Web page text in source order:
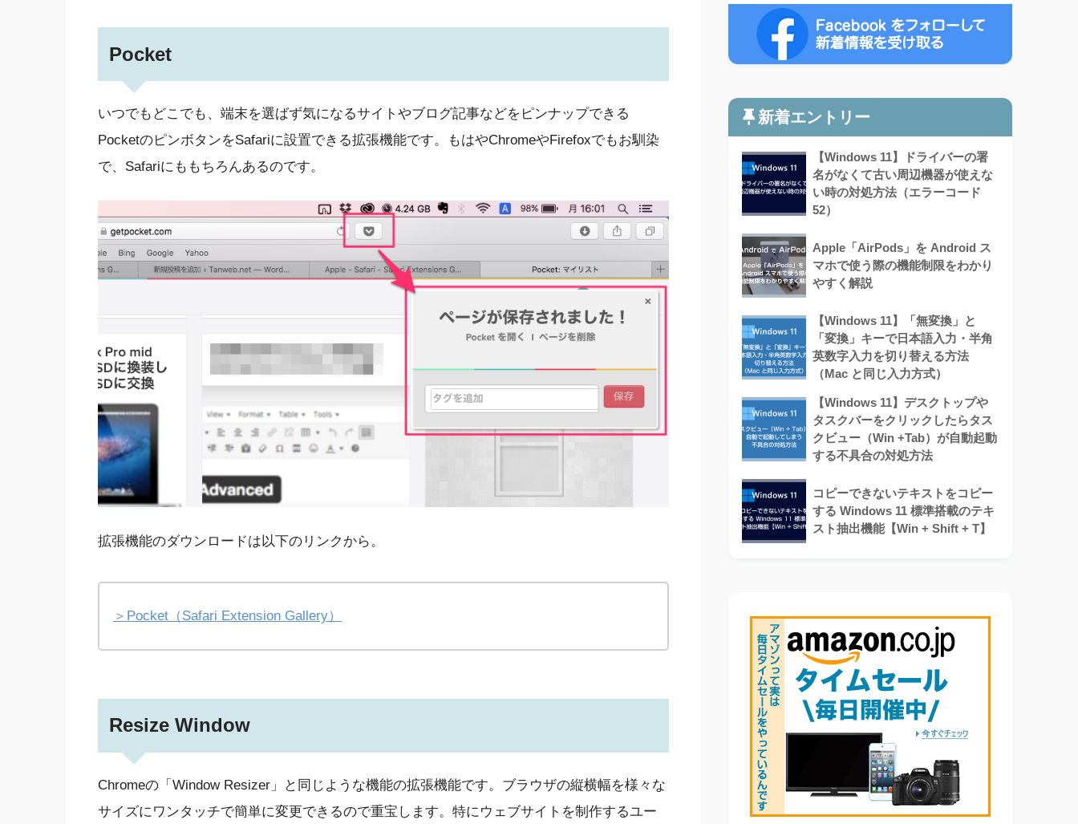
Pocket
いつでもどこでも、端末を選ばず気になるサイトやブログ記事などをピンナップできる
PocketのピンボタンをSafariに設置できる拡張機能です。もはやChromeやFirefoxでもお馴染
で、Safariにももちろんあるのです。
拡張機能のダウンロードは以下のリンクから。
＞Pocket（Safari Extension Gallery）
Resize Window
Chromeの「Window Resizer」と同じような機能の拡張機能です。ブラウザの縦横幅を様々な
サイズにワンタッチで簡単に変更できるので重宝します。特にウェブサイトを制作するユー
新着エントリー
【Windows 11】ドライバーの署
名がなくて古い周辺機器が使えな
い時の対処方法（エラーコード
52）
Apple「AirPods」を Android ス
マホで使う際の機能制限をわかり
やすく解説
【Windows 11】「無変換」と
「変換」キーで日本語入力・半角
英数字入力を切り替える方法
（Mac と同じ入力方式）
【Windows 11】デスクトップや
タスクバーをクリックしたらタス
クビュー（Win +Tab）が自動起動
する不具合の対処方法
コピーできないテキストをコピー
する Windows 11 標準搭載のテキ
スト抽出機能【Win + Shift + T】